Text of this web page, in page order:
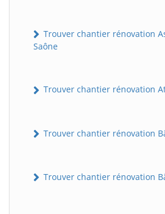
Trouver chantier rénovation
Saône
Trouver chantier rénovation
Trouver chantier rénovation
Trouver chantier rénovation